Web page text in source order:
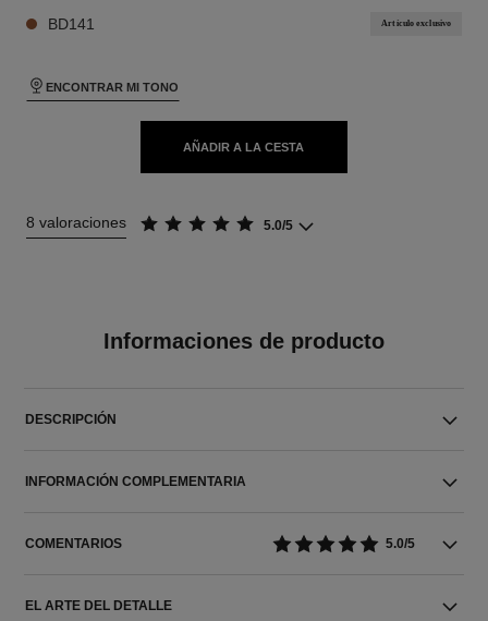
BD141 Artículo exclusivo
ENCONTRAR MI TONO
AÑADIR A LA CESTA
8 valoraciones 5.0/5
Informaciones de producto
DESCRIPCIÓN
INFORMACIÓN COMPLEMENTARIA
COMENTARIOS 5.0/5
EL ARTE DEL DETALLE